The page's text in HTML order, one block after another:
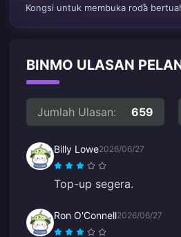
Kongsi untuk membuka roda
BINMO ULASAN
Jumlah Ulasan: 659
Billy Lowe2026/06/27
Top-up segera.
Ron O'Connell2026/06/27